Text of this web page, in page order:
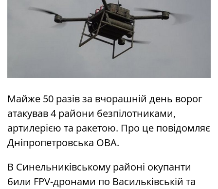
Майже 50 разів за вчорашній день ворог
атакував 4 райони безпілотниками,
артилерією та ракетою. Про це повідомляє
Дніпропетровська ОВА.
В Синельниківському районі окупанти
били FPV-дронами по Васильківській та